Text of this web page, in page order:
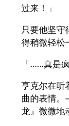
过来！」
只要他坚守
得稍微轻松
「……真是
亨克尔在听
曲的表情
龙』微微地